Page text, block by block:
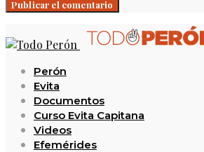
Perón
Evita
Documentos
Curso Evita Capitana
Videos
Efemérides